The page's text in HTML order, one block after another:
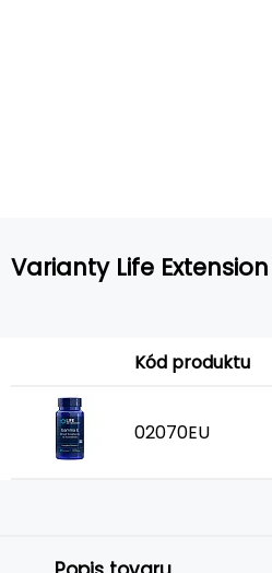
Varianty Life
Kód produktu
02070EU